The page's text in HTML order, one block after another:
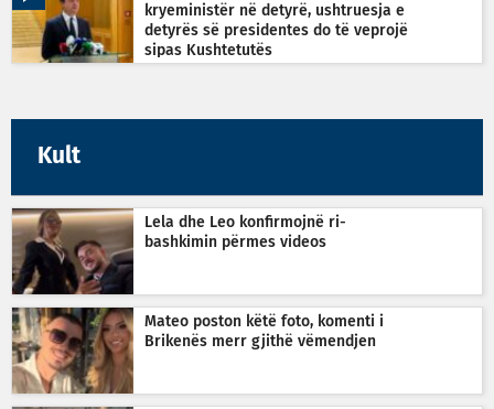
kryeministër në detyrë, ushtruesja e
detyrës së presidentes do të veprojë
sipas Kushtetutës
Kult
Lela dhe Leo konfirmojnë ri-
bashkimin përmes videos
Mateo poston këtë foto, komenti i
Brikenës merr gjithë vëmendjen